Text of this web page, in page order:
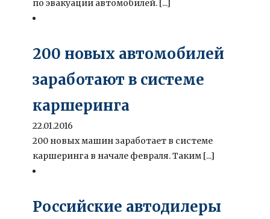
по эвакуации автомобилей. [...]
200 новых автомобилей
заработают в системе
каршеринга
22.01.2016
200 новых машин заработает в системе
каршеринга в начале февраля. Таким [...]
Российские автодилеры